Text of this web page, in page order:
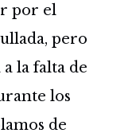
por el
pero
la falta de
los
de